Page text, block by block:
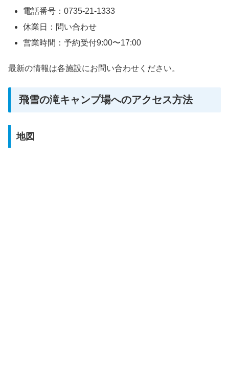
電話番号：0735-21-1333
休業日：問い合わせ
営業時間：予約受付9:00〜17:00
最新の情報は各施設にお問い合わせください。
飛雪の滝キャンプ場へのアクセス方法
地図